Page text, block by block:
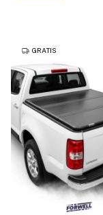
GRATIS